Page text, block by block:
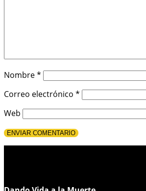
Nombre*
Correo electrónico *
Web